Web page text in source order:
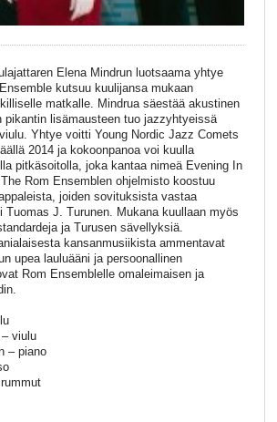
Elena Mindrun luotsaama yhtye
kutsuu kuulijansa mukaan
matkalle. Mindrua säestää akustinen
pikantin lisämausteen tuo jazzyhtyeissä
Yhtye voitti Young Nordic Jazz Comets
2014 ja kokoonpanoa voi kuulla
pitkäsoitolla, joka kantaa nimeä Evening In
Rom Ensemblen ohjelmisto koostuu
joiden sovituksista vastaa
Tuomas J. Turunen. Mukana kuullaan myös
ja Turusen sävellyksiä.
kansanmusiikista ammentavat
upea lauluääni ja persoonallinen
Rom Ensemblelle omaleimaisen ja
viulu
– piano